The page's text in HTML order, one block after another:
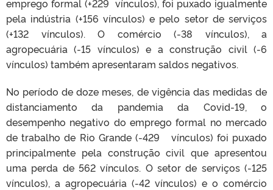
emprego formal (+229 vínculos), foi puxado igualmente
pela indústria (+156 vínculos) e pelo setor de serviços
(+132 vínculos). O comércio (-38 vínculos), a
agropecuária (-15 vínculos) e a construção civil (-6
vínculos) também apresentaram saldos negativos.
No período de doze meses, de vigência das medidas de
distanciamento da pandemia da Covid-19, o
desempenho negativo do emprego formal no mercado
de trabalho de Rio Grande (-429 vínculos) foi puxado
principalmente pela construção civil que apresentou
uma perda de 562 vínculos. O setor de serviços (-125
vínculos), a agropecuária (-42 vínculos) e o comércio